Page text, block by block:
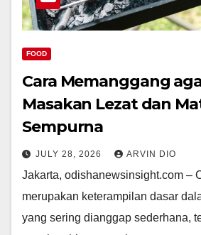
FOOD
Cara Memanggang
Masakan Lezat dan
Sempurna
JULY 28, 2026 ARVIN DIO
Jakarta, odishanewsinsight.com –
merupakan keterampilan dasar
yang sering dianggap sederhana,